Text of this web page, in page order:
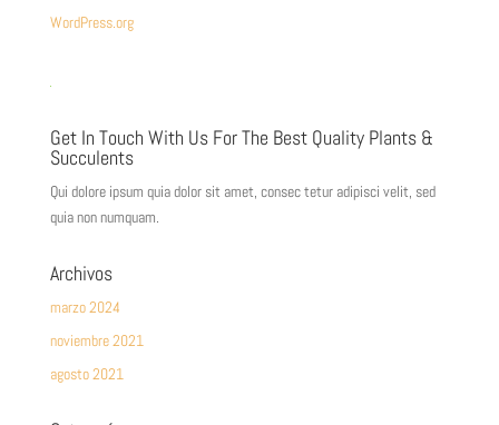
WordPress.org
Get In Touch With Us For The Best Quality Plants &
Succulents
Qui dolore ipsum quia dolor sit amet, consec tetur adipisci velit, sed
quia non numquam.
Archivos
marzo 2024
noviembre 2021
agosto 2021